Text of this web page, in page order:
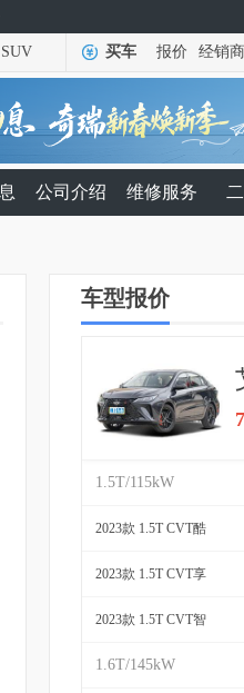
SUV 买车 报价 经销商
公司介绍 维修服务
车型报价
1.5T/115kW
2023款 1.5T CVT酷
2023款 1.5T CVT享
2023款 1.5T CVT智
1.6T/145kW